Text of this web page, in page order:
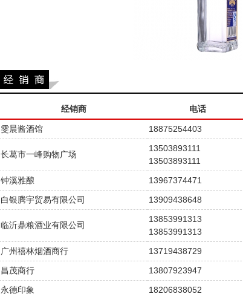
经销商 电话
雯晨酱酒馆 18875254403
长葛市一峰购物广场
13503893111
13503893111
钟溪雅酿 13967374471
白银腾宇贸易有限公司
13909438648
临沂鼎粮酒业有限公司
13853991313
13853991313
广州禧林烟酒商行 13719438729
昌茂商行
13807923947
永德印象
18206838052